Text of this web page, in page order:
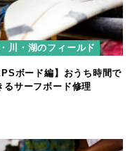
川・湖のフィールド
ボード編】おうち時間で
るサーフボード修理